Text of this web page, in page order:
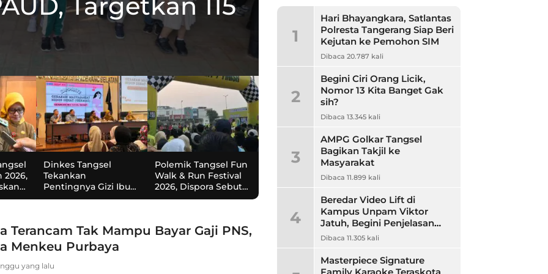
Targetkan 115
Saga Tegaskan
Pemkot
Ibu Hamil Untuk
Sebut
Pemkot
2026,
Dinkes Tangsel
Tekankan
Pentingnya Gizi Ibu
Hamil Untuk Cegah
Polemik Tangsel Fun
Walk & Run Festival
2026, Dispora Sebut
Bukan Agenda
Terancam Tak Mampu Bayar Gaji PNS,
Menkeu Purbaya
yang lalu
1
Hari Bhayangkara, Satlantas
Polresta Tangerang Siap Beri
Kejutan ke Pemohon SIM
Dibaca 20.787 kali
2
Begini Ciri Orang Licik,
Nomor 13 Kita Banget Gak
sih?
Dibaca 13.345 kali
3
AMPG Golkar Tangsel
Bagikan Takjil ke
Masyarakat
Dibaca 11.899 kali
4
Beredar Video Lift di
Kampus Unpam Viktor
Jatuh, Begini Penjelasan
Rektor Unpam
Dibaca 11.305 kali
Masterpiece Signature